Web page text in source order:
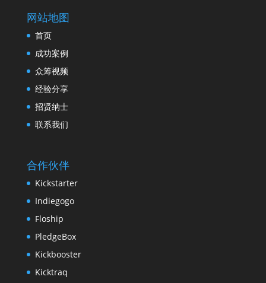
网站地图
首页
成功案例
众筹视频
经验分享
招贤纳士
联系我们
合作伙伴
Kickstarter
Indiegogo
Floship
PledgeBox
Kickbooster
Kicktraq